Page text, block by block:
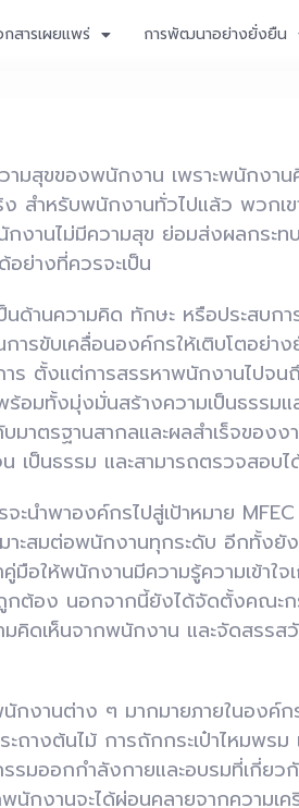
กสารเผยแพร่ การพัฒนาอย่างยั่งยืน
มสุขของพนักงาน เพราะพนักงาน
สำหรับพนักงานทั่วไปแล้ว พวกเข
งานไม่มีความสุข ย่อมส่งผลกระท
อย่างที่ควรจะเป็น
นด้านความคิด ทักษะ หรือประสบ
ารขับเคลื่อนองค์กรให้เติบโตอย่า
าร ตั้งแต่การสรรหาพนักงานไปจ
ทั้งมุ่งมั่นสร้างความเป็นธรรมแล
าตรฐานสากลและผลสำเร็จของ
เป็นธรรม และสามารถตรวจสอบไ
นำพาองค์กรไปสู่เป้าหมาย MFEC
ะสมต่อพนักงานทุกระดับ อีกทั้งยัง
ให้พนักงานมีความรู้ความเข้าใจ
กต้อง นอกจากนี้ยังได้จัดตั้งคณะ
คิดเห็นจากพนักงาน และจัดสรรส
กงานต่าง ๆ มากมายภายในองค์ก
ถางต้นไม้ การถักกระเป๋าไหมพร
รมออกกำลังกายและอบรมที่เกี่ย
งานจะได้ผ่อนคลายจากความเค